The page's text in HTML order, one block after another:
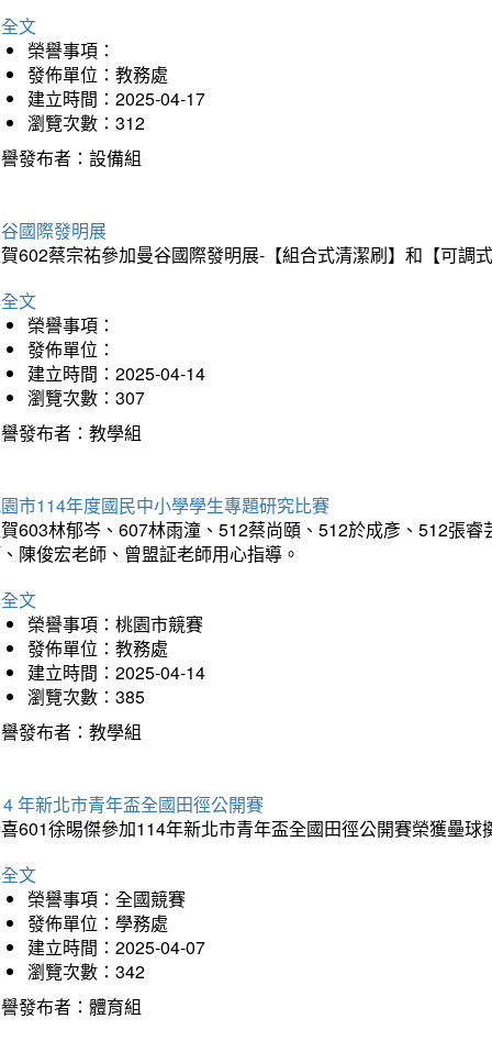
文
榮譽事項：
發佈單位：教務處
建立時間：2025-04-17
瀏覽次數：312
發布者：設備組
國際發明展
602蔡宗祐參加曼谷國際發明展-【組合式清潔刷】和【可調
文
榮譽事項：
發佈單位：
建立時間：2025-04-14
瀏覽次數：307
發布者：教學組
市114年度國民中小學學生專題研究比賽
603林郁岑、607林雨潼、512蔡尚頤、512於成彥、512張
陳俊宏老師、曾盟証老師用心指導。
文
榮譽事項：桃園市競賽
發佈單位：教務處
建立時間：2025-04-14
瀏覽次數：385
發布者：教學組
年新北市青年盃全國田徑公開賽
601徐晹傑參加114年新北市青年盃全國田徑公開賽榮獲壘
文
榮譽事項：全國競賽
發佈單位：學務處
建立時間：2025-04-07
瀏覽次數：342
發布者：體育組